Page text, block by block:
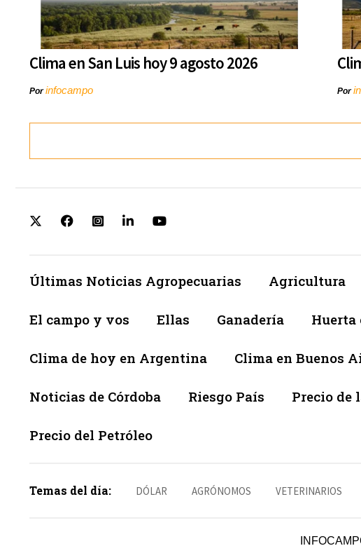
Clima en San Luis hoy 9 agosto 2026
Porinfocampo Por
Últimas Noticias Agropecuarias Agricultura
El campo y vos Ellas Ganadería Huerta
Clima de hoy en Argentina Clima en Buenos
Noticias de Córdoba Riesgo País Precio de
Precio del Petróleo
Temas del día: DÓLAR AGRÓNOMOS VETERINARIOS